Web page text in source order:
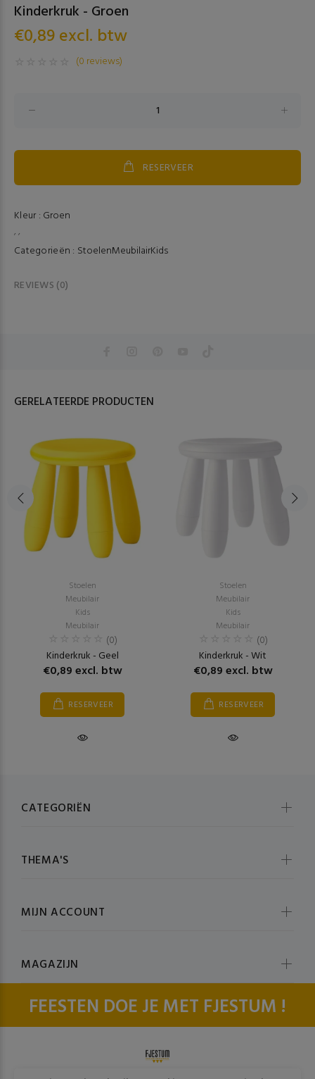
Kinderkruk - Groen
€0,89 excl. btw
(0 reviews)
RESERVEER
Kleur : Groen
, ,
Categorieën : StoelenMeubilairKids
REVIEWS (0)
GERELATEERDE PRODUCTEN
Stoelen
Meubilair
Kids
Meubilair
(0)
Kinderkruk - Geel
€0,89 excl. btw
RESERVEER
Stoelen
Meubilair
Kids
Meubilair
(0)
Kinderkruk - Wit
€0,89 excl. btw
RESERVEER
FEESTEN DOE JE MET FJESTUM !
CATEGORIËN
THEMA'S
MIJN ACCOUNT
MAGAZIJN